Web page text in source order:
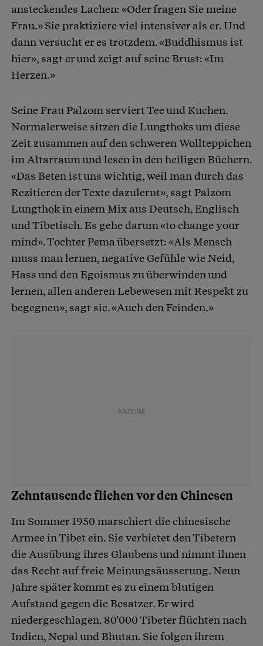
ansteckendes Lachen: «Oder fragen Sie meine
Frau.» Sie praktiziere viel intensiver als er. Und
dann versucht er es trotzdem. «Buddhismus ist
hier», sagt er und zeigt auf seine Brust: «Im
Herzen.»
Seine Frau Palzom serviert Tee und Kuchen.
Normalerweise sitzen die Lungthoks um diese
Zeit zusammen auf den schweren Wollteppichen
im Altarraum und lesen in den heiligen Büchern.
«Das Beten ist uns wichtig, weil man durch das
Rezitieren der Texte dazulernt», sagt Palzom
Lungthok in einem Mix aus Deutsch, Englisch
und Tibetisch. Es gehe darum «to change your
mind». Tochter Pema übersetzt: «Als Mensch
muss man lernen, negative Gefühle wie Neid,
Hass und den Egoismus zu überwinden und
lernen, allen anderen Lebewesen mit Respekt zu
begegnen», sagt sie. «Auch den Feinden.»
Zehntausende fliehen vor den Chinesen
Im Sommer 1950 marschiert die chinesische
Armee in Tibet ein. Sie verbietet den Tibetern
die Ausübung ihres Glaubens und nimmt ihnen
das Recht auf freie Meinungsäusserung. Neun
Jahre später kommt es zu einem blutigen
Aufstand gegen die Besatzer. Er wird
niedergeschlagen. 80'000 Tibeter flüchten nach
Indien, Nepal und Bhutan. Sie folgen ihrem